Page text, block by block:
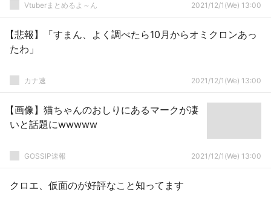
Vtuberまとめるよ～ん 2021/12/1(We) 13:00
【悲報】「すまん、よく調べたら10月からオミクロンあっ
たわ」
カナ速 2021/12/1(We) 13:00
【画像】猫ちゃんのおしりにあるマークが凄
いと話題にwwwww
GOSSIP速報 2021/12/1(We) 13:00
クロエ、仮面のが好評なこと知ってます